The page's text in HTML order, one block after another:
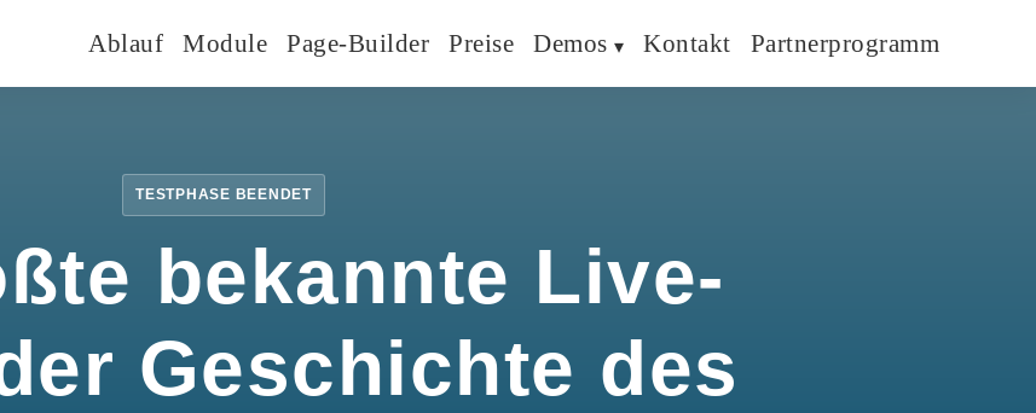
Ablauf Module Page-Builder Preise Demos Kontakt Partnerprogramm
TESTPHASE BEENDET
bekannte Live-
Geschichte des